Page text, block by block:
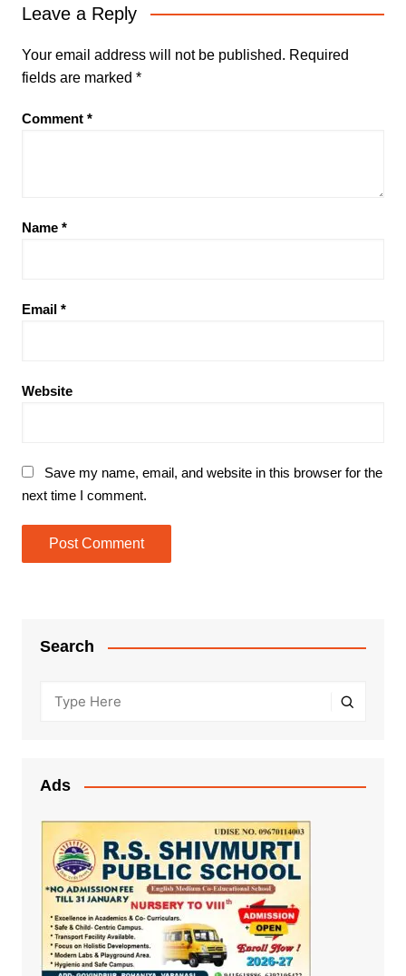
Leave a Reply
Your email address will not be published. Required
fields are marked *
Comment *
Name *
Email *
Website
Save my name, email, and website in this browser for the
next time I comment.
Search
Ads